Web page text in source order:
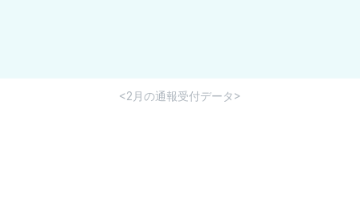
<2月の通報受付データ>